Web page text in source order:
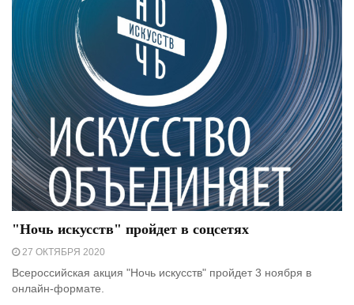
"Ночь искусств" пройдет в соцсетях
27 ОКТЯБРЯ 2020
Всероссийская акция "Ночь искусств" пройдет 3 ноября в
онлайн-формате.